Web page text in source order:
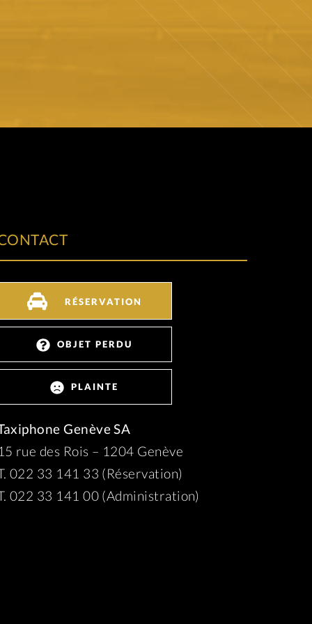
RÉSERVATION
OBJET PERDU
PLAINTE
Genève SA
rue des Rois – 1204 Genève
022 33 141 33 (Réservation)
022 33 141 00 (Administration)